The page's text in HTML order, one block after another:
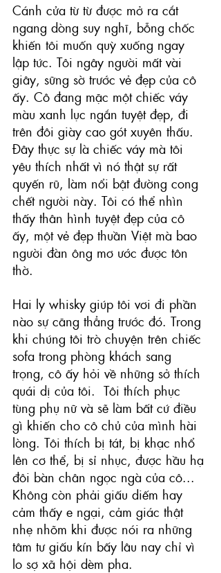
Cánh cửa từ từ được mở ra cắt
ngang dòng suy nghĩ, bỗng chốc
khiến tôi muốn quỳ xuống ngay
lập tức. Tôi ngây người mất vài
giây, sững sờ trước vẻ đẹp của cô
ấy. Cô đang mặc một chiếc váy
màu xanh lục ngắn tuyệt đẹp, đi
trên đôi giày cao gót xuyên thấu.
Đây thực sự là chiếc váy mà tôi
yêu thích nhất vì nó thật sự rất
quyến rũ, làm nổi bật đường cong
chết người này. Tôi có thể nhìn
thấy thân hình tuyệt đẹp của cô
ấy, một vẻ đẹp thuần Việt mà bao
người đàn ông mơ ước được tôn
thờ.
Hai ly whisky giúp tôi vơi đi phần
nào sự căng thẳng trước đó. Trong
khi chúng tôi trò chuyện trên chiếc
sofa trong phòng khách sang
trọng, cô ấy hỏi về những sở thích
quái dị của tôi.  Tôi thích phục
tùng phụ nữ và sẽ làm bất cứ điều
gì khiến cho cô chủ của mình hài
lòng. Tôi thích bị tát, bị khạc nhổ
lên cơ thể, bị sỉ nhục, được hầu hạ
đôi bàn chân ngọc ngà của cô...
Không còn phải giấu diếm hay
cảm thấy e ngại, cảm giác thật
nhẹ nhõm khi được nói ra những
tâm tư giấu kín bấy lâu nay chỉ vì
lo sợ xã hội dèm pha.